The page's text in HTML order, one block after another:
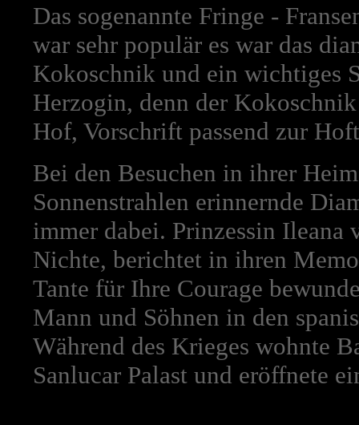
Das sogenannte Fringe -
war sehr populär es war das
Kokoschnik und ein wichtiges
Herzogin, denn der
Hof, Vorschrift passend zur
Bei den Besuchen in ihrer
Sonnenstrahlen erinnernde
immer dabei. Prinzessin Ileana
Nichte, berichtet in ihren
Tante für Ihre Courage
Mann und Söhnen in den
Während des Krieges wohnte
Sanlucar Palast und eröffnete